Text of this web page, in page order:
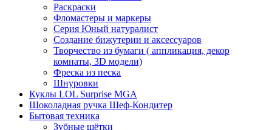
Раскраски
Фломастеры и маркеры
Серия Юный натуралист
Создание бижутерии и аксессуаров
Творчество из бумаги ( аппликация, декор
комнаты, 3D модели)
Фреска из песка
Шнуровки
Куклы LOL Surprise MGA
Шоколадная ручка Шеф-Кондитер
Бытовая техника
Зубные щётки